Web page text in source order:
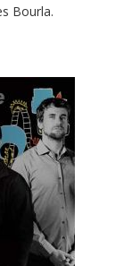
Bourla.